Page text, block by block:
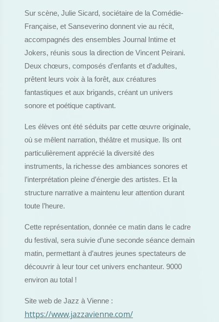
Sur scène, Julie Sicard, sociétaire de la Comédie-
Française, et Sanseverino donnent vie au récit,
accompagnés des ensembles Journal Intime et
Jokers, réunis sous la direction de Vincent Peirani.
Deux chœurs, composés d’enfants et d’adultes,
prêtent leurs voix à la forêt, aux créatures
fantastiques et aux brigands, créant un univers
sonore et poétique captivant.
Les élèves ont été séduits par cette œuvre originale,
où se mêlent narration, théâtre et musique. Ils ont
particulièrement apprécié la diversité des
instruments, la richesse des ambiances sonores et
l’interprétation pleine d’énergie des artistes. Et la
structure narrative a maintenu leur attention durant
toute l’heure.
Cette représentation, donnée ce matin dans le cadre
du festival, sera suivie d’une seconde séance demain
matin, permettant à d’autres jeunes spectateurs de
découvrir à leur tour cet univers enchanteur. 9000
environ au total !
Site web de Jazz à Vienne :
https://www.jazzavienne.com/